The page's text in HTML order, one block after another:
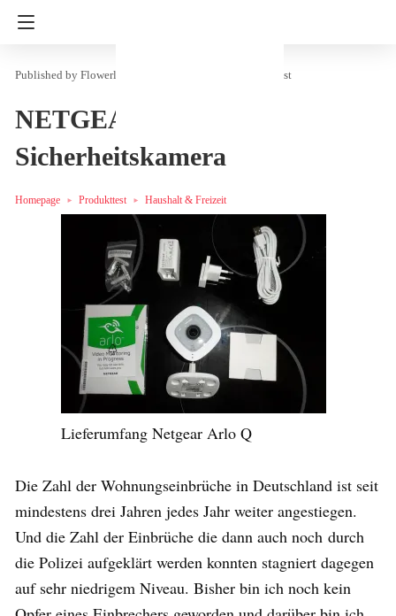
Flowerly Produkttest
NETGEAR Arlo Q
Sicherheitskamera
Homepage Produkttest Haushalt & Freizeit
Lieferumfang Netgear Arlo Q
Die Zahl der Wohnungseinbrüche in Deutschland ist seit
mindestens drei Jahren jedes Jahr weiter angestiegen.
Und die Zahl der Einbrüche die dann auch noch durch
die Polizei aufgeklärt werden konnten stagniert dagegen
auf sehr niedrigem Niveau. Bisher bin ich noch kein